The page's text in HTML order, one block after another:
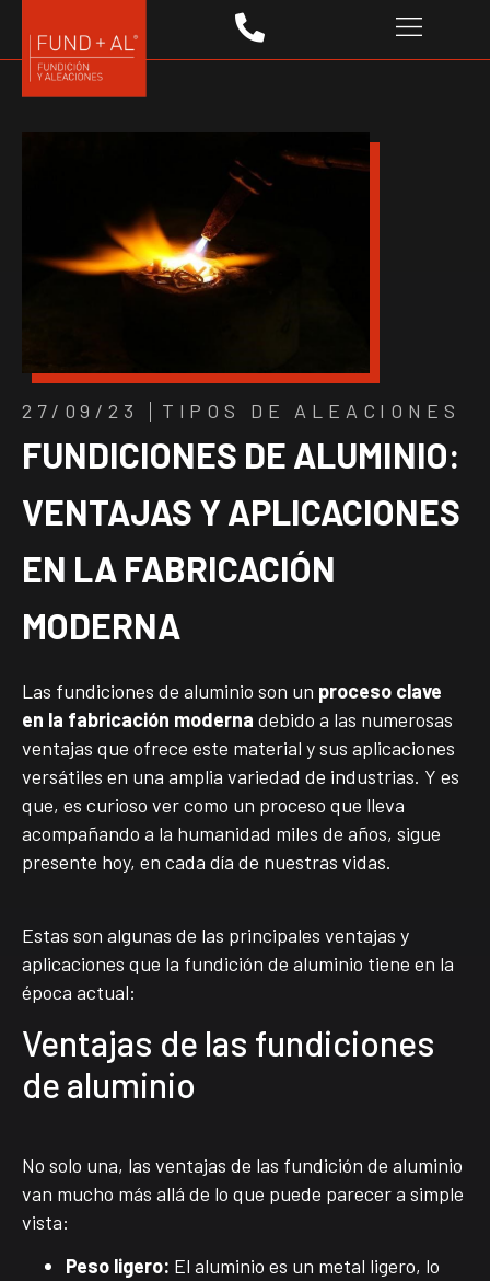
27/09/23 TIPOS DE ALEACIONES
FUNDICIONES DE ALUMINIO:
VENTAJAS Y APLICACIONES
EN LA FABRICACIÓN
MODERNA
Las fundiciones de aluminio son un proceso clave
en la fabricación moderna debido a las numerosas
ventajas que ofrece este material y sus aplicaciones
versátiles en una amplia variedad de industrias. Y es
que, es curioso ver como un proceso que lleva
acompañando a la humanidad miles de años, sigue
presente hoy, en cada día de nuestras vidas.
Estas son algunas de las principales ventajas y
aplicaciones que la fundición de aluminio tiene en la
época actual:
Ventajas de las fundiciones
de aluminio
No solo una, las ventajas de las fundición de aluminio
van mucho más allá de lo que puede parecer a simple
vista:
Peso ligero: El aluminio es un metal ligero, lo